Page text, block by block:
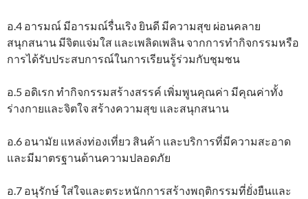
อ.4 อารมณ์ มีอารมณ์รื่นเริง ยินดี มีความสุข ผ่อนคลาย
สนุกสนาน มีจิตแจ่มใส และเพลิดเพลิน จากการทำกิจกรรมหรือ
การได้รับประสบการณ์ในการเรียนรู้ร่วมกับชุมชน
อ.5 อดิเรก ทำกิจกรรมสร้างสรรค์ เพิ่มพูนคุณค่า มีคุณค่าทั้ง
ร่างกายและจิตใจ สร้างความสุข และสนุกสนาน
อ.6 อนามัย แหล่งท่องเที่ยว สินค้า และบริการที่มีความสะอาด
และมีมาตรฐานด้านความปลอดภัย
อ.7 อนุรักษ์ ใส่ใจและตระหนักการสร้างพฤติกรรมที่ยั่งยืนและ